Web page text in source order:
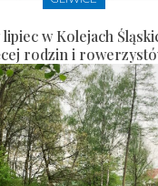
w Kolejach
rodzin i